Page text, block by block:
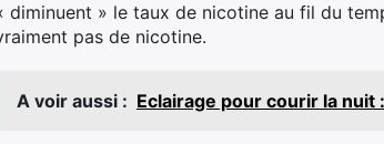
diminuent » le taux de nicotine au fil du
pas de nicotine.
A voir aussi : Eclairage pour courir la